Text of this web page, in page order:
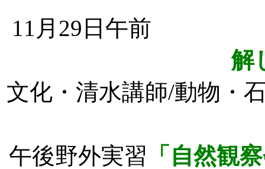
11月29日午前
解
文化・清水講師/動物・
午後野外実習 「自然観